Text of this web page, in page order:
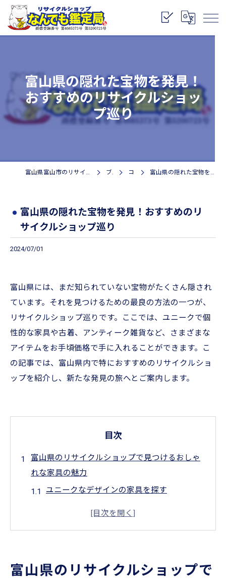
富山県の隠れた宝物を発見！
おすすめのリサイクルショッ
プ巡り
富山県富山市のリサイクルショップなら株式会社なんでも鑑定局 ブログ コラム 富山県の隠れた宝物を発見！おすすめのリサイクルショップ巡り
富山県の隠れた宝物を発見！おすすめのリ
サイクルショップ巡り
2024/07/01
富山県には、まだ知られていない宝物がたくさん隠され
ています。それを見つけるための最良の方法の一つが、
リサイクルショップ巡りです。ここでは、ユニークで個
性的な家具や古着、アンティーク雑貨など、さまざまな
アイテムをお手頃価格で手に入れることができます。こ
の記事では、富山県内で特におすすめのリサイクルショ
ップを紹介し、新たな発見の旅へとご案内します。
目次
富山県のリサイクルショップで見つけるおしゃ
れな家具の魅力
ユニークなデザインの家具を探す
手軽に手に入る高品質な家具
富山県のリサイクルショップのおすすめ家
富山県のリサイクルショップで